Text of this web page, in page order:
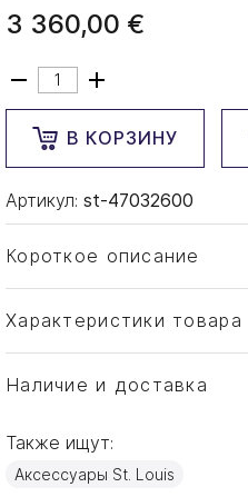
3 360,00 €
В КОРЗИНУ
Артикул: st-47032600
Короткое описание
Характеристики товара
Тип товара
Ваза
Бренд
Страна производителя
Материал
Наличие и доставка
Также ищут:
Аксессуары St. Louis